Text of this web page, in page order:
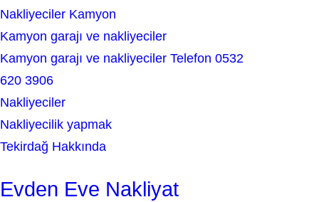
Nakliyeciler Kamyon
Kamyon garajı ve nakliyeciler
Kamyon garajı ve nakliyeciler Telefon 0532
620 3906
Nakliyeciler
Nakliyecilik yapmak
Tekirdağ Hakkında
Evden Eve Nakliyat